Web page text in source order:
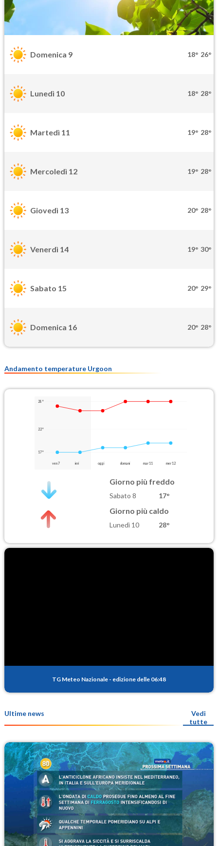
Domenica 9 18° 26°
Lunedì 10 18° 28°
Martedì 11 19° 28°
Mercoledì 12 19° 28°
Giovedì 13 20° 28°
Venerdì 14 19° 30°
Sabato 15 20° 29°
Domenica 16 20° 28°
Andamento temperature Urgoon
28°
22°
17°
ven 7 ieri oggi domani mar 11 mer 12
Giorno più freddo
Sabato 8 17°
Giorno più caldo
Lunedì 10 28°
TG Meteo Nazionale - edizione delle 06:48
Ultime news
Vedi
tutte